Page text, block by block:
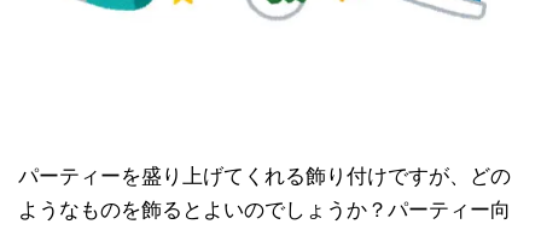
パーティーを盛り上げてくれる飾り付けですが、どの
ようなものを飾るとよいのでしょうか？パーティー向